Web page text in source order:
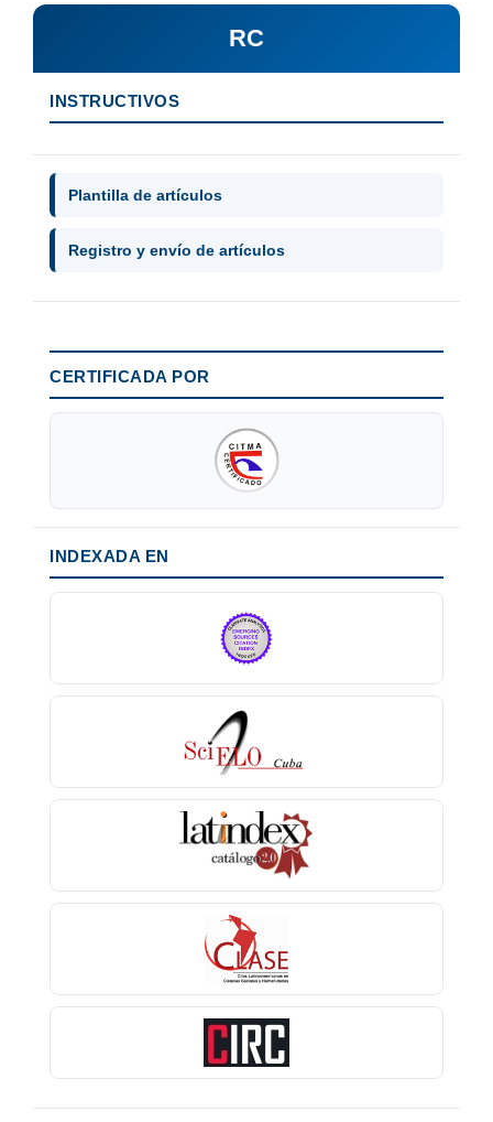
RC
INSTRUCTIVOS
Plantilla de artículos
Registro y envío de artículos
CERTIFICADA POR
INDEXADA EN